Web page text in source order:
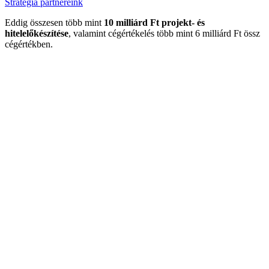
Stratégia partnereink
Eddig összesen több mint 10 milliárd Ft projekt- és
hitelelőkészítése, valamint cégértékelés több mint 6 milliárd Ft össz
cégértékben.